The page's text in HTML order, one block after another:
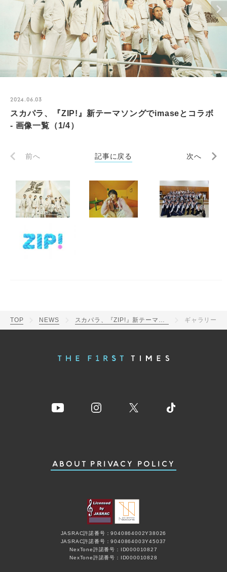
2024.06.03
スカパラ、『ZIP!』新テーマソングでimaseとコラボ
- 画像一覧（1/4）
前へ 記事に戻る 次へ
TOP NEWS スカパラ、『ZIP!』新テーマソングでimaseとコラボ ギャラリー
ABOUT PRIVACY POLICY
JASRAC許諾番号：9040864002Y38026
JASRAC許諾番号：9040864003Y45037
NexTone許諾番号：ID000010827
NexTone許諾番号：ID000010828